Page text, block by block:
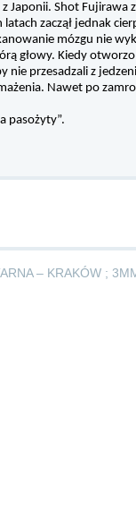
Japonii. Shot
zaczął jednak
mózgu nie
głowy. Kiedy
nie przesadzali z
Nawet po
pasożyty”.
– KRAKÓW ;